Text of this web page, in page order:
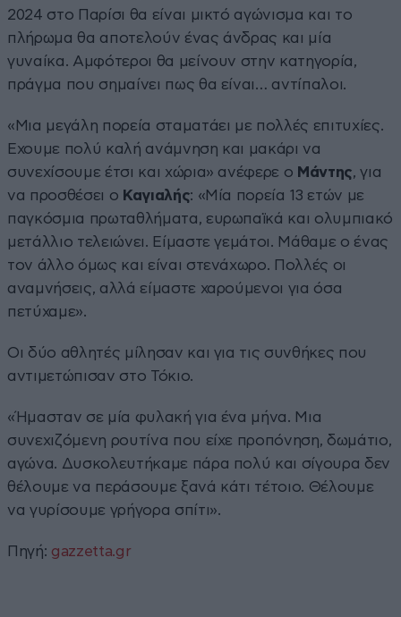
2024 στο Παρίσι θα είναι μικτό αγώνισμα και το
πλήρωμα θα αποτελούν ένας άνδρας και μία
γυναίκα. Αμφότεροι θα μείνουν στην κατηγορία,
πράγμα που σημαίνει πως θα είναι… αντίπαλοι.
«Μια μεγάλη πορεία σταματάει με πολλές επιτυχίες.
Εχουμε πολύ καλή ανάμνηση και μακάρι να
συνεχίσουμε έτσι και χώρια» ανέφερε ο Μάντης, για
να προσθέσει ο Καγιαλής: «Μία πορεία 13 ετών με
παγκόσμια πρωταθλήματα, ευρωπαϊκά και ολυμπιακό
μετάλλιο τελειώνει. Είμαστε γεμάτοι. Μάθαμε ο ένας
τον άλλο όμως και είναι στενάχωρο. Πολλές οι
αναμνήσεις, αλλά είμαστε χαρούμενοι για όσα
πετύχαμε».
Οι δύο αθλητές μίλησαν και για τις συνθήκες που
αντιμετώπισαν στο Τόκιο.
«Ήμασταν σε μία φυλακή για ένα μήνα. Μια
συνεχιζόμενη ρουτίνα που είχε προπόνηση, δωμάτιο,
αγώνα. Δυσκολευτήκαμε πάρα πολύ και σίγουρα δεν
θέλουμε να περάσουμε ξανά κάτι τέτοιο. Θέλουμε
να γυρίσουμε γρήγορα σπίτι».
Πηγή: gazzetta.gr